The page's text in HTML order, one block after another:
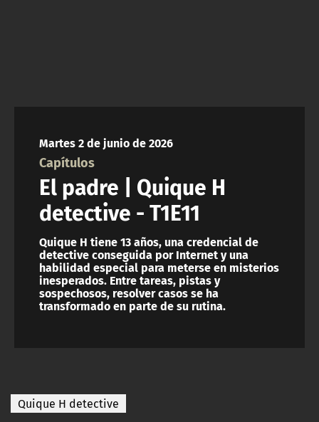
ACTUALIDAD Y TENDENCIAS
CORPORATIVO Y TRANSPARENCIA
CANAL DE DENUNCIAS
ÁREA DE PROYECTOS
Martes 2 de junio de 2026
Capítulos
El padre | Quique H
detective - T1E11
Quique H tiene 13 años, una credencial de
detective conseguida por Internet y una
habilidad especial para meterse en misterios
inesperados. Entre tareas, pistas y
sospechosos, resolver casos se ha
transformado en parte de su rutina.
Quique H detective